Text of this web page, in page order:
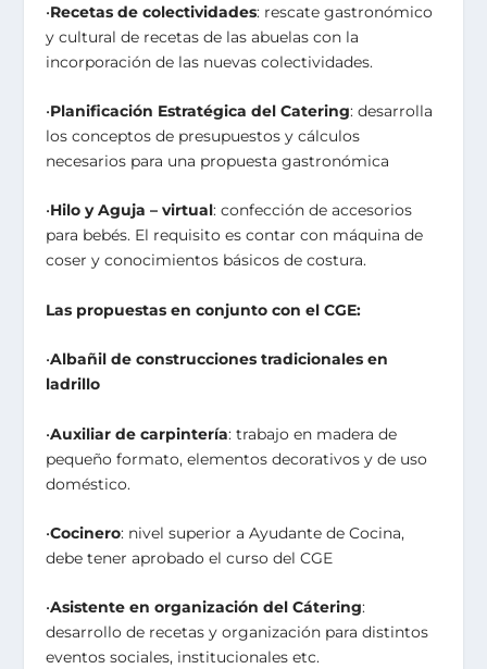
•Recetas de colectividades: rescate gastronómico
y cultural de recetas de las abuelas con la
incorporación de las nuevas colectividades.
•Planificación Estratégica del Catering: desarrolla
los conceptos de presupuestos y cálculos
necesarios para una propuesta gastronómica
•Hilo y Aguja – virtual: confección de accesorios
para bebés. El requisito es contar con máquina de
coser y conocimientos básicos de costura.
Las propuestas en conjunto con el CGE:
•Albañil de construcciones tradicionales en
ladrillo
•Auxiliar de carpintería: trabajo en madera de
pequeño formato, elementos decorativos y de uso
doméstico.
•Cocinero: nivel superior a Ayudante de Cocina,
debe tener aprobado el curso del CGE
•Asistente en organización del Cátering:
desarrollo de recetas y organización para distintos
eventos sociales, institucionales etc.